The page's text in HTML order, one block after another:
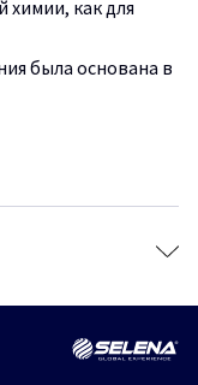
10 лет.
химии, как для
была основана в